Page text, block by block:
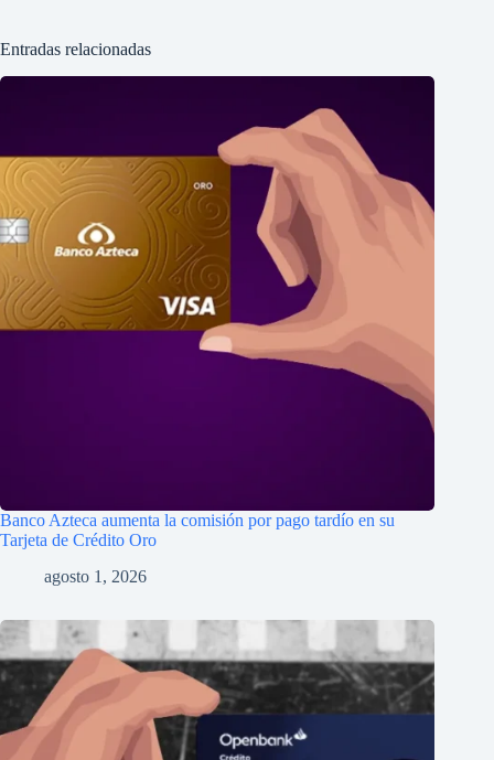
Entradas relacionadas
Banco Azteca aumenta la comisión por pago tardío en su
Tarjeta de Crédito Oro
agosto 1, 2026